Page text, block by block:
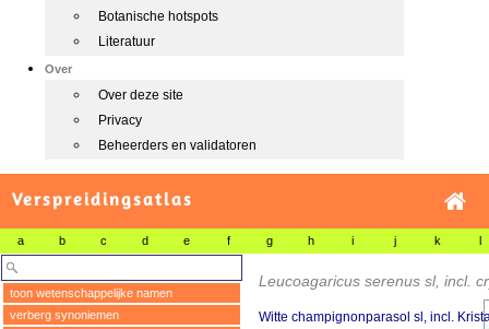
Botanische hotspots
Literatuur
Over
Over deze site
Privacy
Beheerders en validatoren
Verspreidingsatlas
a b c d e f g h i j k l
toon wetenschappelijke namen
verberg synoniemen
Leucoagaricus serenus sl, incl.
Witte champignonparasol sl, incl.